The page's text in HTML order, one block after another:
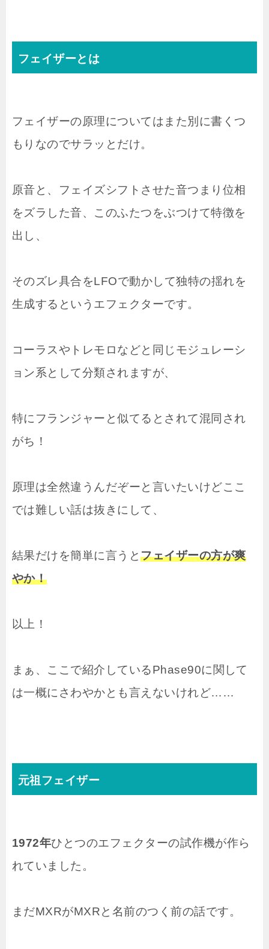
フェイザーとは
フェイザーの原理についてはまた別に書くつ
もりなのでサラッとだけ。
原音と、フェイズシフトさせた音つまり位相
をズラした音、このふたつをぶつけて特徴を
出し、
そのズレ具合をLFOで動かして独特の揺れを
生成するというエフェクターです。
コーラスやトレモロなどと同じモジュレーシ
ョン系として分類されますが、
特にフランジャーと似てるとされて混同され
がち！
原理は全然違うんだぞーと言いたいけどここ
では難しい話は抜きにして、
結果だけを簡単に言うとフェイザーの方が爽
やか！
以上！
まぁ、ここで紹介しているPhase90に関して
は一概にさわやかとも言えないけれど……
元祖フェイザー
1972年ひとつのエフェクターの試作機が作ら
れていました。
まだMXRがMXRと名前のつく前の話です。